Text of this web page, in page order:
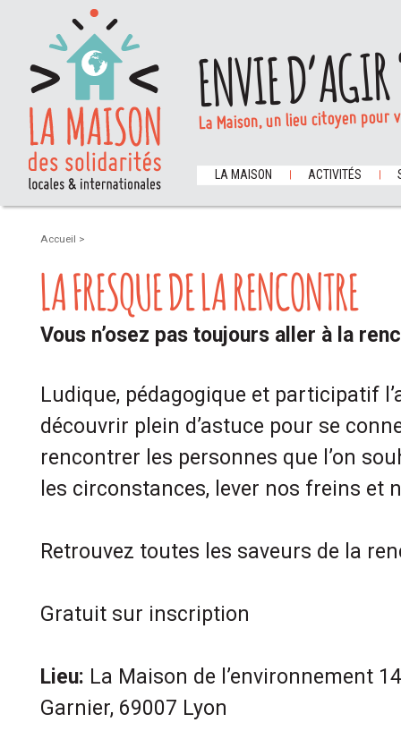
ENVIE
La Maison, un lieu citoyen
LA MAISON ACTIVITÉS
Accueil >
LA FRESQUE DE LA RENCONTRE
Vous n’osez pas toujours aller à la
Ludique, pédagogique et participatif
découvrir plein d’astuce pour se
rencontrer les personnes que l’on
les circonstances, lever nos freins et
Retrouvez toutes les saveurs de la
Gratuit sur inscription
Lieu: La Maison de l’environnement
Garnier, 69007 Lyon